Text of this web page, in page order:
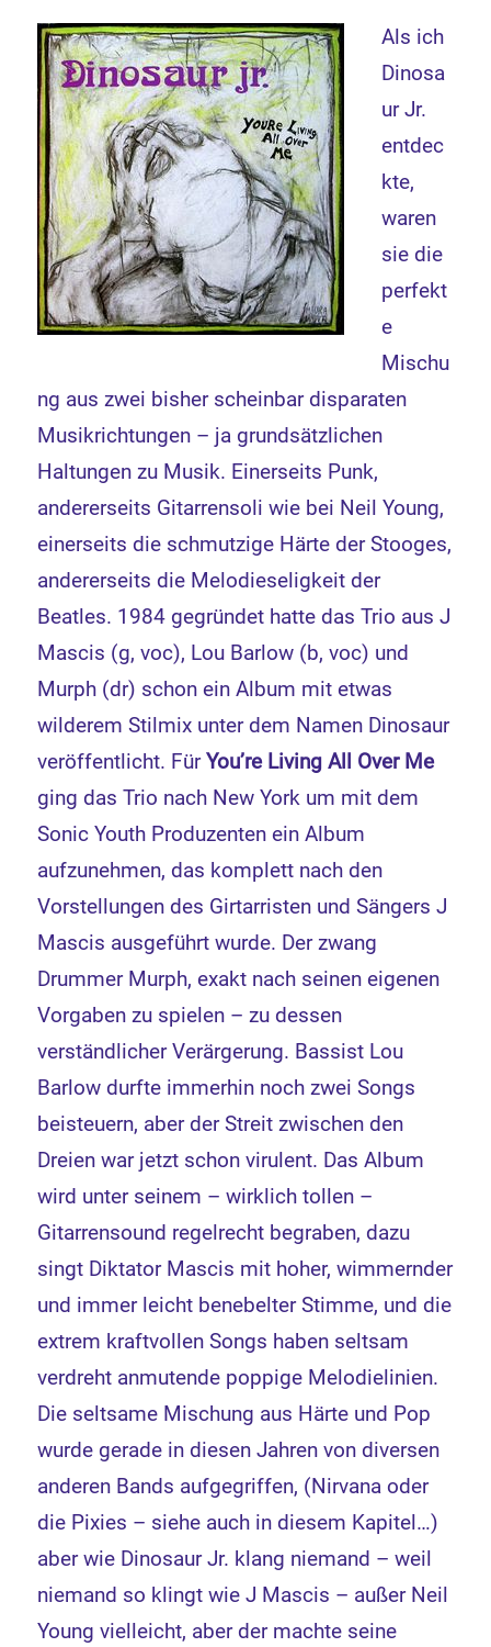
Als ich
Dinosa
ur Jr.
entdec
kte,
waren
sie die
perfekt
e
Mischu
ng aus zwei bisher scheinbar disparaten
Musikrichtungen – ja grundsätzlichen
Haltungen zu Musik. Einerseits Punk,
andererseits Gitarrensoli wie bei Neil Young,
einerseits die schmutzige Härte der Stooges,
andererseits die Melodieseligkeit der
Beatles. 1984 gegründet hatte das Trio aus J
Mascis (g, voc), Lou Barlow (b, voc) und
Murph (dr) schon ein Album mit etwas
wilderem Stilmix unter dem Namen Dinosaur
veröffentlicht. FürYou’re Living All Over Me
ging das Trio nach New York um mit dem
Sonic Youth Produzenten ein Album
aufzunehmen, das komplett nach den
Vorstellungen des Girtarristen und Sängers J
Mascis ausgeführt wurde. Der zwang
Drummer Murph, exakt nach seinen eigenen
Vorgaben zu spielen – zu dessen
verständlicher Verärgerung. Bassist Lou
Barlow durfte immerhin noch zwei Songs
beisteuern, aber der Streit zwischen den
Dreien war jetzt schon virulent. Das Album
wird unter seinem – wirklich tollen –
Gitarrensound regelrecht begraben, dazu
singt Diktator Mascis mit hoher, wimmernder
und immer leicht benebelter Stimme, und die
extrem kraftvollen Songs haben seltsam
verdreht anmutende poppige Melodielinien.
Die seltsame Mischung aus Härte und Pop
wurde gerade in diesen Jahren von diversen
anderen Bands aufgegriffen, (Nirvana oder
die Pixies – siehe auch in diesem Kapitel…)
aber wie Dinosaur Jr. klang niemand – weil
niemand so klingt wie J Mascis – außer Neil
Young vielleicht, aber der machte seine